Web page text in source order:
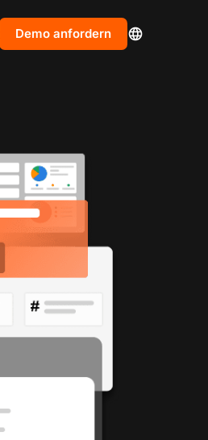
Demo anfordern